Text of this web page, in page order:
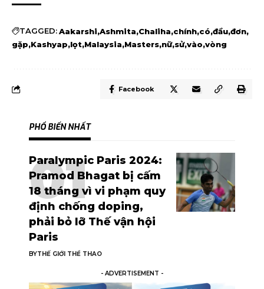
TAGGED:Aakarshi Ashmita Chaliha chính có đầu đơn
gặp Kashyap lọt Malaysia Masters nữ sử vào vòng
Facebook
PHỔ BIẾN NHẤT
Paralympic Paris 2024:
Pramod Bhagat bị cấm
18 tháng vì vi phạm quy
định chống doping,
phải bỏ lỡ Thế vận hội
Paris
BYTHẾ GIỚI THỂ THAO
- ADVERTISEMENT -